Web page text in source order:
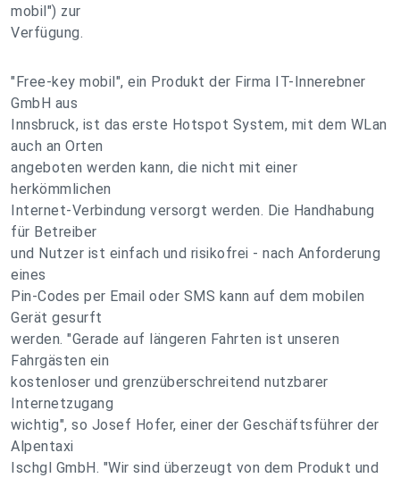
mobil") zur
Verfügung.
"Free-key mobil", ein Produkt der Firma IT-Innerebner
GmbH aus
Innsbruck, ist das erste Hotspot System, mit dem WLan
auch an Orten
angeboten werden kann, die nicht mit einer
herkömmlichen
Internet-Verbindung versorgt werden. Die Handhabung
für Betreiber
und Nutzer ist einfach und risikofrei - nach Anforderung
eines
Pin-Codes per Email oder SMS kann auf dem mobilen
Gerät gesurft
werden. "Gerade auf längeren Fahrten ist unseren
Fahrgästen ein
kostenloser und grenzüberschreitend nutzbarer
Internetzugang
wichtig", so Josef Hofer, einer der Geschäftsführer der
Alpentaxi
Ischgl GmbH. "Wir sind überzeugt von dem Produkt und